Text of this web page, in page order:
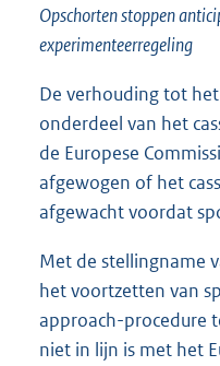
Opschorten stoppen
experimenteerregeling
De verhouding tot
onderdeel van het
de Europese
afgewogen of het
afgewacht voordat
Met de stellingname
het voortzetten van
approach-procedure
niet in lijn is met het